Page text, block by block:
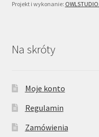
Projekt i wykonanie:
Na skróty
Moje konto
Regulamin
Zamówienia